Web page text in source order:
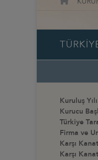
Kuruluş
Kurucu
Türkiye
Firma ve
Karşı
Karşı